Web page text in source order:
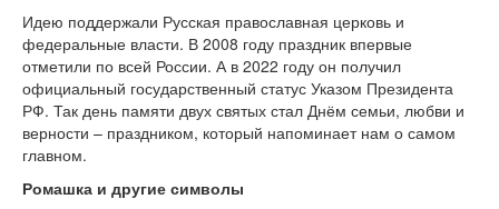
Идею поддержали Русская православная церковь и
федеральные власти. В 2008 году праздник впервые
отметили по всей России. А в 2022 году он получил
официальный государственный статус Указом Президента
РФ. Так день памяти двух святых стал Днём семьи, любви и
верности – праздником, который напоминает нам о самом
главном.
Ромашка и другие символы